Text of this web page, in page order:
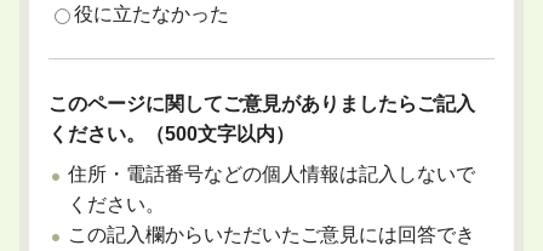
役に立たなかった
このページに関してご意見がありましたらご記入
ください。（500文字以内）
住所・電話番号などの個人情報は記入しないで
ください。
この記入欄からいただいたご意見には回答でき